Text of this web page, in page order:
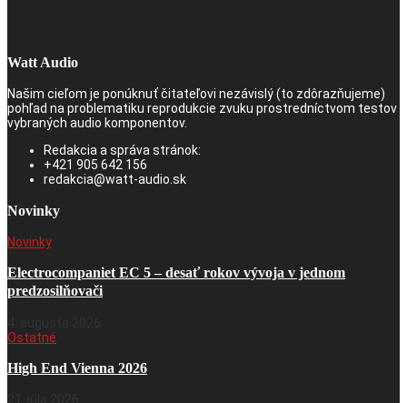
Watt Audio
Našim cieľom je ponúknuť čitateľovi nezávislý (to zdôrazňujeme)
pohľad na problematiku reprodukcie zvuku prostredníctvom testov
vybraných audio komponentov.
Redakcia a správa stránok:
+421 905 642 156
redakcia@watt-audio.sk
Novinky
Novinky
Electrocompaniet EC 5 – desať rokov vývoja v jednom
predzosilňovači
Ostatné
High End Vienna 2026